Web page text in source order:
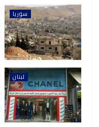
سوريا
لبنان